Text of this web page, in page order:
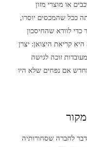
או מוצרי מזון
ככל שהמכסים יוסרו,
לוודא שהחיסכון
קריאת היצואן: יצרן
זוכה לגישה
אם נפחים שלא היו
לחברה שסחורותיה